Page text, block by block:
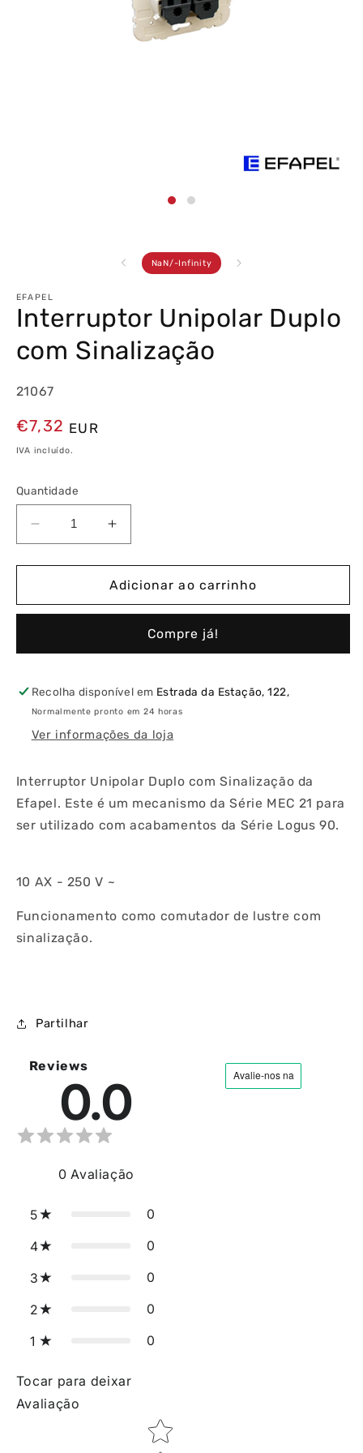
NaN/ de
-Infinity
EFAPEL
Interruptor Unipolar Duplo
com Sinalização
21067
Preço
normal
€7,32 EUR
IVA incluído.
Quantidade
Diminuir
a
quantidade
Interruptor
com
Aumentar
a
quantidade
de
Interruptor
Duplo
com
Adicionar ao carrinho
Compre já!
Recolha disponível em Estrada da Estação, 122,
Normalmente pronto em 24 horas
Ver informações da loja
Interruptor Unipolar Duplo com Sinalização da
Efapel. Este é um mecanismo da Série MEC 21 para
ser utilizado com acabamentos da Série Logus 90.
10 AX - 250 V ~
Funcionamento como comutador de lustre com
sinalização.
Partilhar
Reviews
0.0
0 Avaliação
5 0
4 0
3 0
2 0
1 0
Tocar para deixar
Avaliação
Star rating